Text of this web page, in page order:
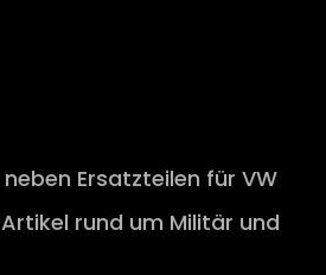
Ersatzteilen für VW
rund um Militär und